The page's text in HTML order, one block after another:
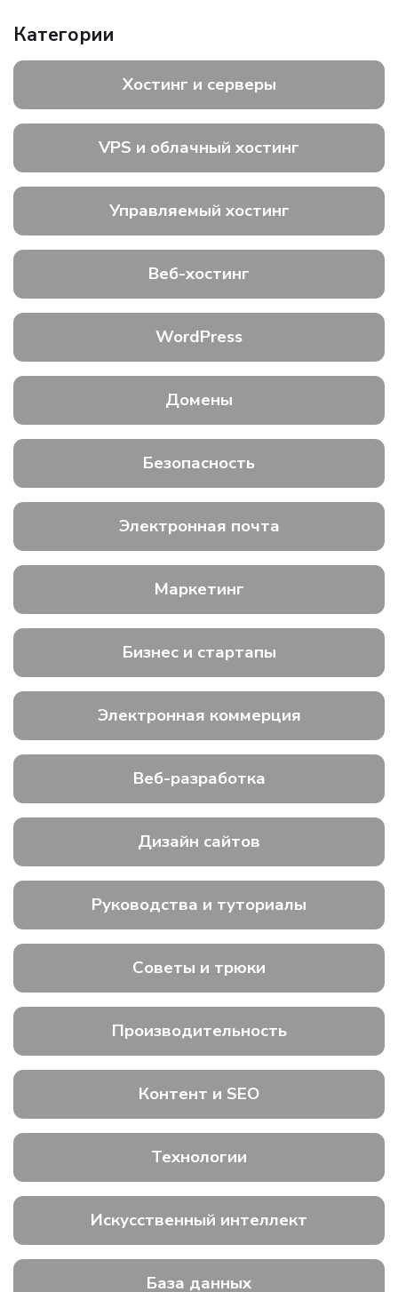
Категории
Хостинг и серверы
VPS и облачный хостинг
Управляемый хостинг
Веб-хостинг
WordPress
Домены
Безопасность
Электронная почта
Маркетинг
Бизнес и стартапы
Электронная коммерция
Веб-разработка
Дизайн сайтов
Руководства и туториалы
Советы и трюки
Производительность
Контент и SEO
Технологии
Искусственный интеллект
База данных